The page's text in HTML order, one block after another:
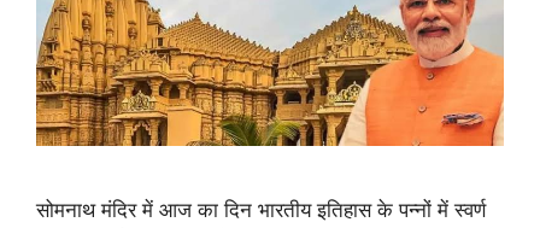
सोमनाथ मंदिर में आज का दिन भारतीय इतिहास के पन्नों में स्वर्ण